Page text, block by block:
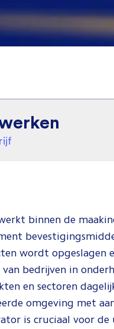
binnen de
wordt opgeslagen
bedrijven in
en sectoren
omgeving met
is cruciaal voor